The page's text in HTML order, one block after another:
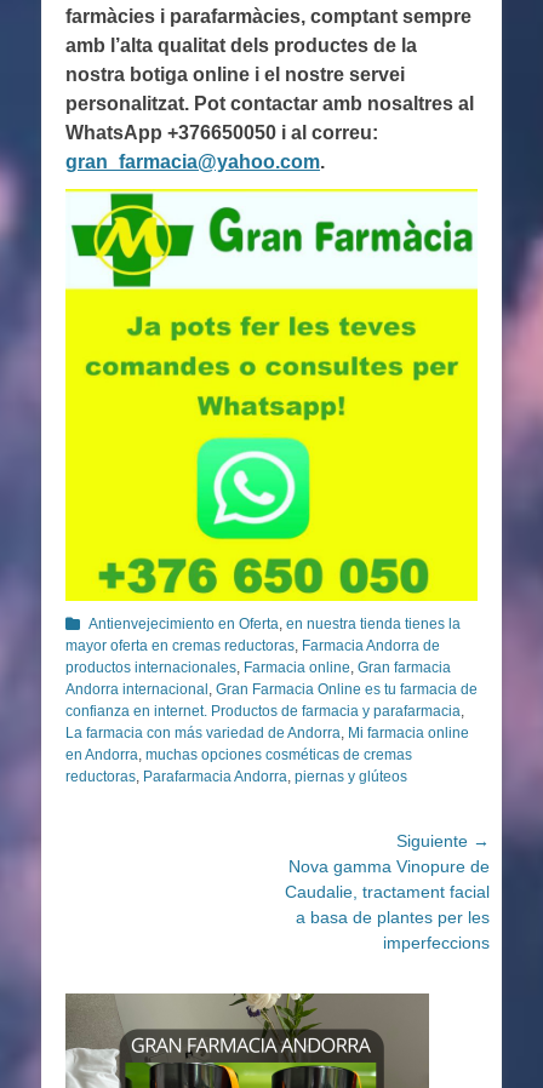
farmàcies i parafarmàcies, comptant sempre
amb l’alta qualitat dels productes de la
nostra botiga online i el nostre servei
personalitzat. Pot contactar amb nosaltres al
WhatsApp +376650050 i al correu:
gran_farmacia@yahoo.com.
Categorías
Antienvejecimiento en Oferta, en nuestra tienda tienes la
mayor oferta en cremas reductoras, Farmacia Andorra de
productos internacionales, Farmacia online, Gran farmacia
Andorra internacional , Gran Farmacia Online es tu farmacia de
confianza en internet. Productos de farmacia y parafarmacia,
La farmacia con más variedad de Andorra, Mi farmacia online
en Andorra, muchas opciones cosméticas de cremas
reductoras, Parafarmacia Andorra, piernas y glúteos
Siguiente →
Entrada
siguiente:
Nova gamma Vinopure de
Caudalie, tractament facial
a basa de plantes per les
imperfeccions